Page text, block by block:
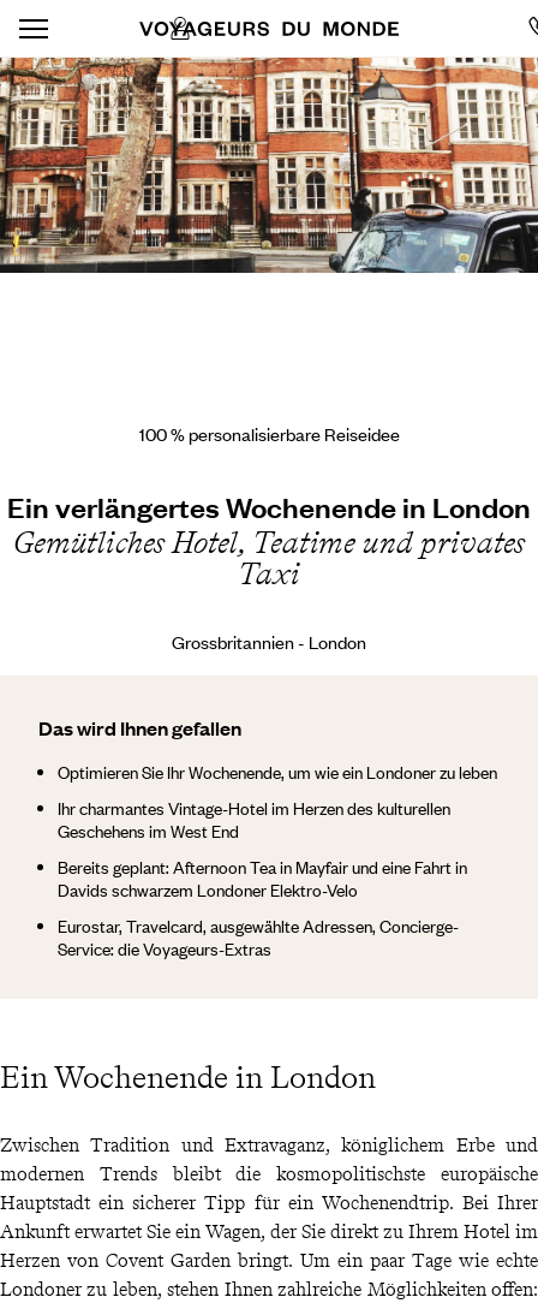
100 % personalisierbare Reiseidee
Ein verlängertes Wochenende in London
Gemütliches Hotel, Teatime und privates
Taxi
Grossbritannien - London
Ein Wochenende in London
Das wird Ihnen gefallen
Optimieren Sie Ihr Wochenende, um wie ein Londoner zu leben
Ihr charmantes Vintage-Hotel im Herzen des kulturellen
Geschehens im West End
Bereits geplant: Afternoon Tea in Mayfair und eine Fahrt in
Davids schwarzem Londoner Elektro-Velo
Eurostar, Travelcard, ausgewählte Adressen, Concierge-
Service: die Voyageurs-Extras
Zwischen Tradition und Extravaganz, königlichem Erbe und
modernen Trends bleibt die kosmopolitischste europäische
Hauptstadt ein sicherer Tipp für ein Wochenendtrip. Bei Ihrer
Ankunft erwartet Sie ein Wagen, der Sie direkt zu Ihrem Hotel im
Herzen von Covent Garden bringt. Um ein paar Tage wie echte
Londoner zu leben, stehen Ihnen zahlreiche Möglichkeiten offen: